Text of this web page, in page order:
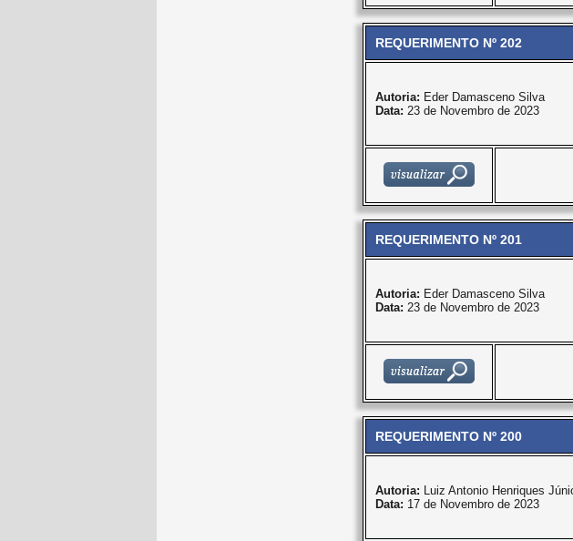
REQUERIMENTO Nº 202
Autoria: Eder Damasceno Silva
Data: 23 de Novembro de 2023
REQUERIMENTO Nº 201
Autoria: Eder Damasceno Silva
Data: 23 de Novembro de 2023
REQUERIMENTO Nº 200
Autoria: Luiz Antonio Henriques
Data: 17 de Novembro de 2023